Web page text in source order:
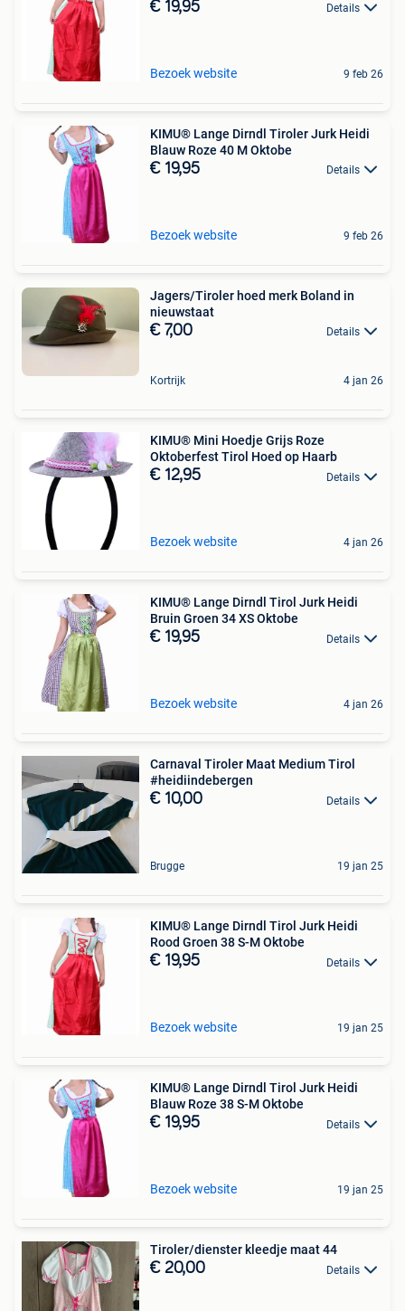
€ 19,95 Details
Bezoek website 9 feb 26
KIMU® Lange Dirndl Tiroler Jurk Heidi
Blauw Roze 40 M Oktobe
€ 19,95 Details
Bezoek website 9 feb 26
Jagers/Tiroler hoed merk Boland in
nieuwstaat
€ 7,00 Details
Kortrijk 4 jan 26
KIMU® Mini Hoedje Grijs Roze
Oktoberfest Tirol Hoed op Haarb
€ 12,95 Details
Bezoek website 4 jan 26
KIMU® Lange Dirndl Tirol Jurk Heidi
Bruin Groen 34 XS Oktobe
€ 19,95 Details
Bezoek website 4 jan 26
Carnaval Tiroler Maat Medium Tirol
#heidiindebergen
€ 10,00 Details
Brugge 19 jan 25
KIMU® Lange Dirndl Tirol Jurk Heidi
Rood Groen 38 S-M Oktobe
€ 19,95 Details
Bezoek website 19 jan 25
KIMU® Lange Dirndl Tirol Jurk Heidi
Blauw Roze 38 S-M Oktobe
€ 19,95 Details
Bezoek website 19 jan 25
Tiroler/dienster kleedje maat 44
€ 20,00 Details